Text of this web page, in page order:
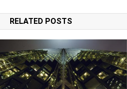
по
записям
RELATED POSTS